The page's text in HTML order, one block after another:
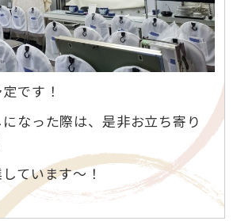
です！
なった際は、是非お立ち寄り
ています～！